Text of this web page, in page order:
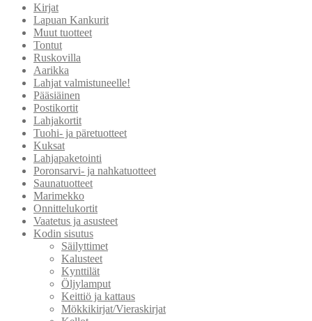
Kirjat
Lapuan Kankurit
Muut tuotteet
Tontut
Ruskovilla
Aarikka
Lahjat valmistuneelle!
Pääsiäinen
Postikortit
Lahjakortit
Tuohi- ja päretuotteet
Kuksat
Lahjapaketointi
Poronsarvi- ja nahkatuotteet
Saunatuotteet
Marimekko
Onnittelukortit
Vaatetus ja asusteet
Kodin sisutus
Säilyttimet
Kalusteet
Kynttilät
Öljylamput
Keittiö ja kattaus
Mökkikirjat/Vieraskirjat